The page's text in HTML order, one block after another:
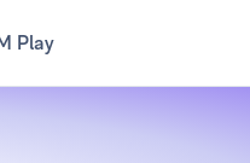
Play